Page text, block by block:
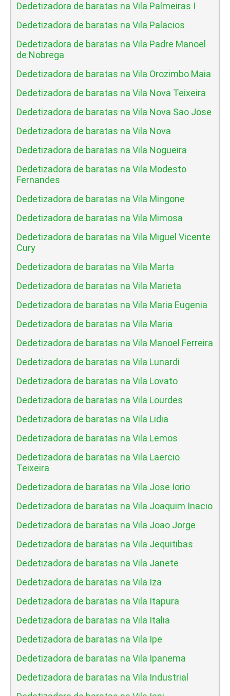
Dedetizadora de baratas na Vila Palmeiras I
Dedetizadora de baratas na Vila Palacios
Dedetizadora de baratas na Vila Padre Manoel
de Nobrega
Dedetizadora de baratas na Vila Orozimbo Maia
Dedetizadora de baratas na Vila Nova Teixeira
Dedetizadora de baratas na Vila Nova Sao Jose
Dedetizadora de baratas na Vila Nova
Dedetizadora de baratas na Vila Nogueira
Dedetizadora de baratas na Vila Modesto
Fernandes
Dedetizadora de baratas na Vila Mingone
Dedetizadora de baratas na Vila Mimosa
Dedetizadora de baratas na Vila Miguel Vicente
Cury
Dedetizadora de baratas na Vila Marta
Dedetizadora de baratas na Vila Marieta
Dedetizadora de baratas na Vila Maria Eugenia
Dedetizadora de baratas na Vila Maria
Dedetizadora de baratas na Vila Manoel Ferreira
Dedetizadora de baratas na Vila Lunardi
Dedetizadora de baratas na Vila Lovato
Dedetizadora de baratas na Vila Lourdes
Dedetizadora de baratas na Vila Lidia
Dedetizadora de baratas na Vila Lemos
Dedetizadora de baratas na Vila Laercio
Teixeira
Dedetizadora de baratas na Vila Jose Iorio
Dedetizadora de baratas na Vila Joaquim Inacio
Dedetizadora de baratas na Vila Joao Jorge
Dedetizadora de baratas na Vila Jequitibas
Dedetizadora de baratas na Vila Janete
Dedetizadora de baratas na Vila Iza
Dedetizadora de baratas na Vila Itapura
Dedetizadora de baratas na Vila Italia
Dedetizadora de baratas na Vila Ipe
Dedetizadora de baratas na Vila Ipanema
Dedetizadora de baratas na Vila Industrial